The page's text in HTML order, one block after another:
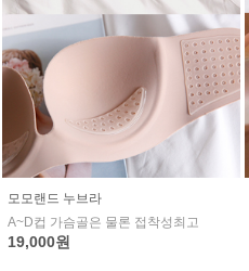
모모랜드 누브라
A~D컵 가슴골은 물론 접착성최고
19,000원